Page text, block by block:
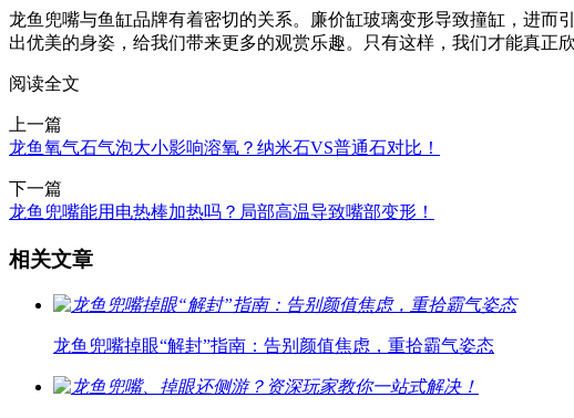
龙鱼兜嘴与鱼缸品牌有着密切的关系。廉价缸玻璃变形导致撞缸，进
出优美的身姿，给我们带来更多的观赏乐趣。只有这样，我们才能真正
阅读全文
上一篇
龙鱼氧气石气泡大小影响溶氧？纳米石VS普通石对比！
下一篇
龙鱼兜嘴能用电热棒加热吗？局部高温导致嘴部变形！
相关文章
龙鱼兜嘴掉眼“解封”指南：告别颜值焦虑，重拾霸气姿态